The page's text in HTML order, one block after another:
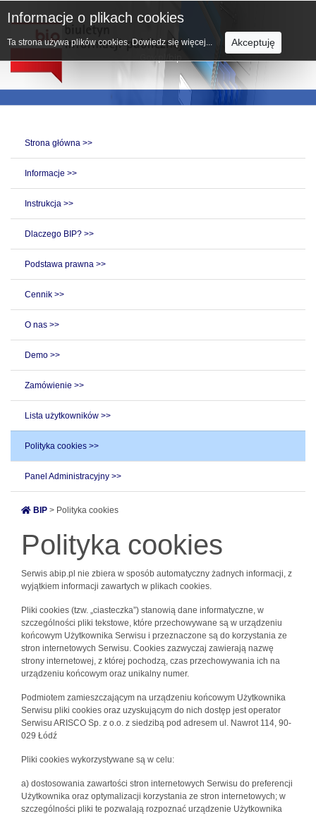
Strona główna >>
Informacje >>
Instrukcja >>
Dlaczego BIP? >>
Podstawa prawna >>
Cennik >>
O nas >>
Demo >>
Zamówienie >>
Lista użytkowników >>
Polityka cookies >>
Panel Administracyjny >>
BIP > Polityka cookies
Polityka cookies
Serwis abip.pl nie zbiera w sposób automatyczny żadnych informacji, z
wyjątkiem informacji zawartych w plikach cookies.
Pliki cookies (tzw. „ciasteczka”) stanowią dane informatyczne, w
szczególności pliki tekstowe, które przechowywane są w urządzeniu
końcowym Użytkownika Serwisu i przeznaczone są do korzystania ze
stron internetowych Serwisu. Cookies zazwyczaj zawierają nazwę
strony internetowej, z której pochodzą, czas przechowywania ich na
urządzeniu końcowym oraz unikalny numer.
Podmiotem zamieszczającym na urządzeniu końcowym Użytkownika
Serwisu pliki cookies oraz uzyskującym do nich dostęp jest operator
Serwisu ARISCO Sp. z o.o. z siedzibą pod adresem ul. Nawrot 114, 90-
029 Łódź
Pliki cookies wykorzystywane są w celu:
a) dostosowania zawartości stron internetowych Serwisu do preferencji
Użytkownika oraz optymalizacji korzystania ze stron internetowych; w
szczególności pliki te pozwalają rozpoznać urządzenie Użytkownika
Informacje o plikach cookies
Ta strona używa plików cookies. Dowiedz się więcej... Akceptuję